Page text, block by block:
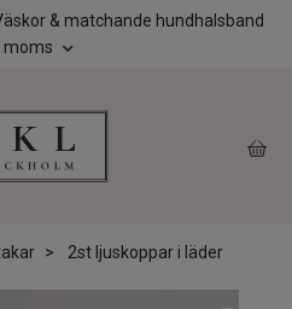
& matchande hundhalsband
moms
2st ljuskoppar i läder